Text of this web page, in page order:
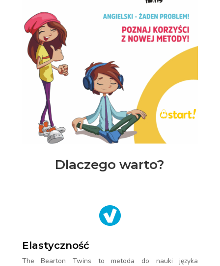
Dlaczego warto?
Elastyczność
The Bearton Twins to metoda do nauki języka